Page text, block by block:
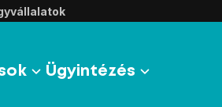
Ügyintézés